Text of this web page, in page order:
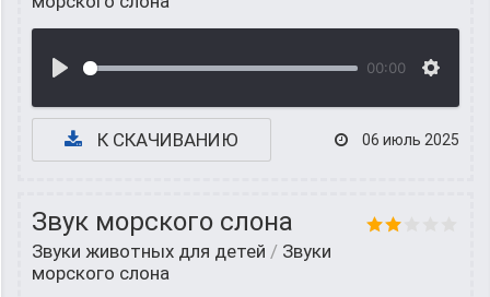
00:00
К СКАЧИВАНИЮ 06 июль 2025
Звук морского слона
Звуки животных для детей / Звуки
морского слона